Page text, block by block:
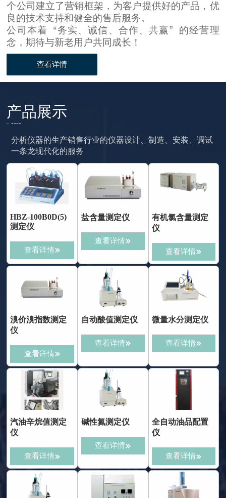
个公司建立了营销框架，为客户提供好的产品，优
良的技术支持和健全的售后服务。
公司本着“务实、诚信、合作、共赢”的经营理
念，期待与新老用户共同成长！
查看详情
产品展示
- ----
分析仪器的生产销售行业的仪器设计、制造、安装、调试
一条龙现代化的服务
HBZ-100B0D(5)
测定仪
查看详情
盐含量测定仪
查看详情
有机氯含量测定
仪
查看详情
溴价溴指数测定
仪
查看详情
自动酸值测定仪
查看详情
微量水分测定仪
查看详情
汽油辛烷值测定
仪
查看详情
碱性氮测定仪
查看详情
全自动油品配置
仪
查看详情